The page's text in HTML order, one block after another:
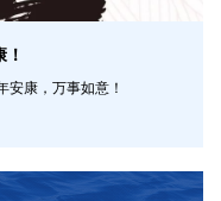
康，万事如意！